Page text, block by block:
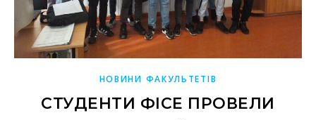
НОВИНИ ФАКУЛЬТЕТІВ
СТУДЕНТИ ФІСЕ ПРОВЕЛИ